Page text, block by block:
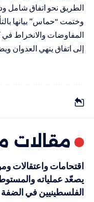
الطريق نحو اتفاق شامل
وختمت “حماس” بيانها
المفاوضات والانخراط في
إلى اتفاق ينهي العدوان
مقالات
اقتحامات واعتقالات
يصعّد عملياته
الفلسطينيين في الضفة